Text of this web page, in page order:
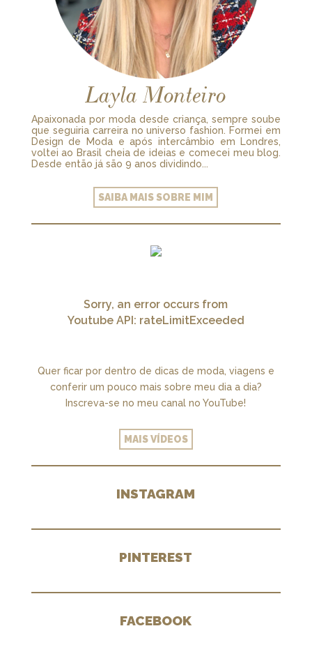
Layla Monteiro
Apaixonada por moda desde criança, sempre soube
que seguiria carreira no universo fashion. Formei em
Design de Moda e após intercâmbio em Londres,
voltei ao Brasil cheia de ideias e comecei meu blog.
Desde então já são 9 anos dividindo...
SAIBA MAIS SOBRE MIM
Sorry, an error occurs from
Youtube API: rateLimitExceeded
Quer ficar por dentro de dicas de moda, viagens e
conferir um pouco mais sobre meu dia a dia?
Inscreva-se no meu canal no YouTube!
MAIS VÍDEOS
INSTAGRAM
PINTEREST
FACEBOOK